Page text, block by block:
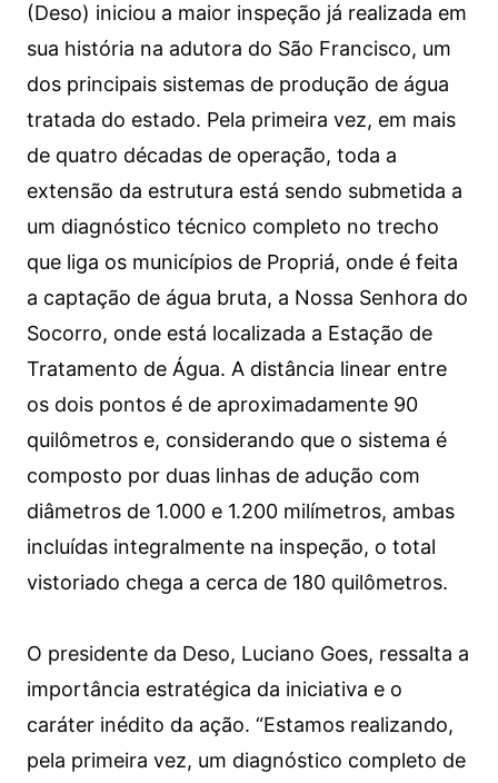
(Deso) iniciou a maior inspeção já realizada em
sua história na adutora do São Francisco, um
dos principais sistemas de produção de água
tratada do estado. Pela primeira vez, em mais
de quatro décadas de operação, toda a
extensão da estrutura está sendo submetida a
um diagnóstico técnico completo no trecho
que liga os municípios de Propriá, onde é feita
a captação de água bruta, a Nossa Senhora do
Socorro, onde está localizada a Estação de
Tratamento de Água. A distância linear entre
os dois pontos é de aproximadamente 90
quilômetros e, considerando que o sistema é
composto por duas linhas de adução com
diâmetros de 1.000 e 1.200 milímetros, ambas
incluídas integralmente na inspeção, o total
vistoriado chega a cerca de 180 quilômetros.
O presidente da Deso, Luciano Goes, ressalta a
importância estratégica da iniciativa e o
caráter inédito da ação. “Estamos realizando,
pela primeira vez, um diagnóstico completo de